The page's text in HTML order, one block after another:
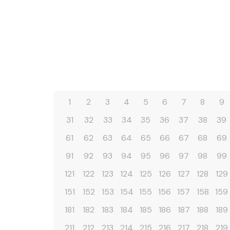
1 2 3 4 5 6 7 8 9
31
32 33 34 35 36 37 38 39
61
62 63 64 65 66 67 68 69
91
92 93 94 95 96 97 98 99
121
122 123 124 125 126 127 128 129
151
152 153 154 155 156 157 158 159
181
182 183 184 185 186 187 188 189
211
212 213 214 215 216 217 218 219